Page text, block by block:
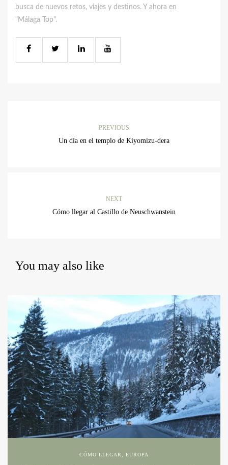
busca de nuevos retos, viajes y destinos. Y ahora en
"Málaga Top".
PREVIOUS
Un día en el templo de Kiyomizu-dera
NEXT
Cómo llegar al Castillo de Neuschwanstein
You may also like
CÓMO LLEGAR EUROPA